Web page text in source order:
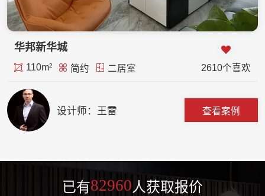
华邦新华城
110m² 简约 二居室 2610个喜欢
设计师：王雷 查看案例
已有82960人获取报价